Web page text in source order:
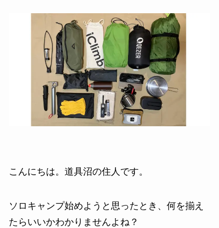
こんにちは。道具沼の住人です。
ソロキャンプ始めようと思ったとき、何を揃え
たらいいかわかりませんよね？